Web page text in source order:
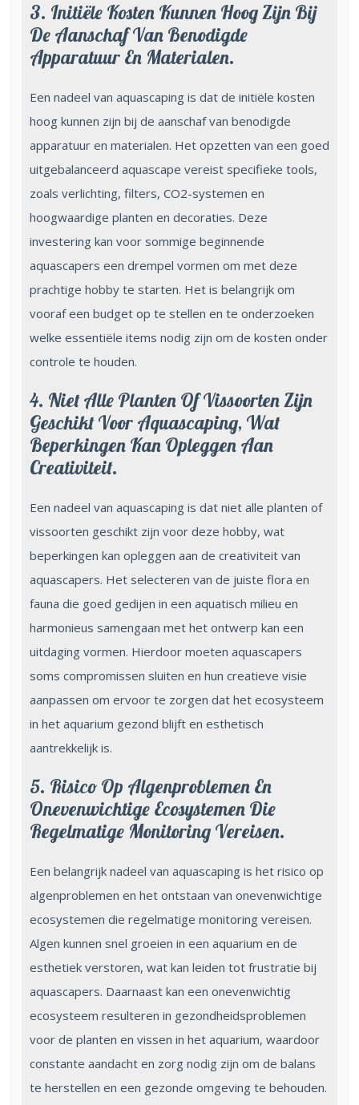
3. Initiële Kosten Kunnen Hoog Zijn Bij
De Aanschaf Van Benodigde
Apparatuur En Materialen.
Een nadeel van aquascaping is dat de initiële kosten
hoog kunnen zijn bij de aanschaf van benodigde
apparatuur en materialen. Het opzetten van een goed
uitgebalanceerd aquascape vereist specifieke tools,
zoals verlichting, filters, CO2-systemen en
hoogwaardige planten en decoraties. Deze
investering kan voor sommige beginnende
aquascapers een drempel vormen om met deze
prachtige hobby te starten. Het is belangrijk om
vooraf een budget op te stellen en te onderzoeken
welke essentiële items nodig zijn om de kosten onder
controle te houden.
4. Niet Alle Planten Of Vissoorten Zijn
Geschikt Voor Aquascaping, Wat
Beperkingen Kan Opleggen Aan
Creativiteit.
Een nadeel van aquascaping is dat niet alle planten of
vissoorten geschikt zijn voor deze hobby, wat
beperkingen kan opleggen aan de creativiteit van
aquascapers. Het selecteren van de juiste flora en
fauna die goed gedijen in een aquatisch milieu en
harmonieus samengaan met het ontwerp kan een
uitdaging vormen. Hierdoor moeten aquascapers
soms compromissen sluiten en hun creatieve visie
aanpassen om ervoor te zorgen dat het ecosysteem
in het aquarium gezond blijft en esthetisch
aantrekkelijk is.
5. Risico Op Algenproblemen En
Onevenwichtige Ecosystemen Die
Regelmatige Monitoring Vereisen.
Een belangrijk nadeel van aquascaping is het risico op
algenproblemen en het ontstaan van onevenwichtige
ecosystemen die regelmatige monitoring vereisen.
Algen kunnen snel groeien in een aquarium en de
esthetiek verstoren, wat kan leiden tot frustratie bij
aquascapers. Daarnaast kan een onevenwichtig
ecosysteem resulteren in gezondheidsproblemen
voor de planten en vissen in het aquarium, waardoor
constante aandacht en zorg nodig zijn om de balans
te herstellen en een gezonde omgeving te behouden.